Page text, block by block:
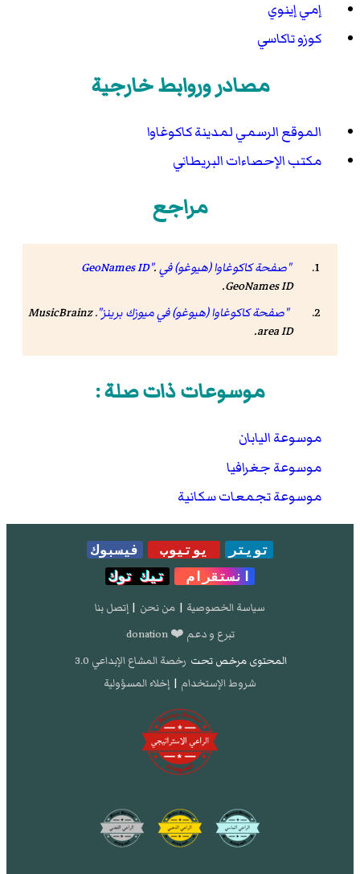
إمي إينوي
كوزو تاكاسي
مصادر وروابط خارجية
الموقع الرسمي لمدينة كاكوغاوا
مكتب الإحصاءات البريطاني
مراجع
"صفحة كاكوغاوا (هيوغو) في GeoNames ID".
GeoNames ID
.
"صفحة كاكوغاوا (هيوغو) في ميوزك برينز".
MusicBrainz
area ID
.
موسوعات ذات صلة :
موسوعة اليابان
موسوعة جغرافيا
موسوعة تجمعات سكانية
تويتر يوتيوب
فيسبوك
انستقرام
تيك توك
سياسة الخصوصية | من نحن | إتصل بنا
تبرع و دعم ❤️ donation
المحتوى مرخص تحت رخصة المشاع الإبداعي 3.0
شروط الإستخدام | إخلاء المسؤولية